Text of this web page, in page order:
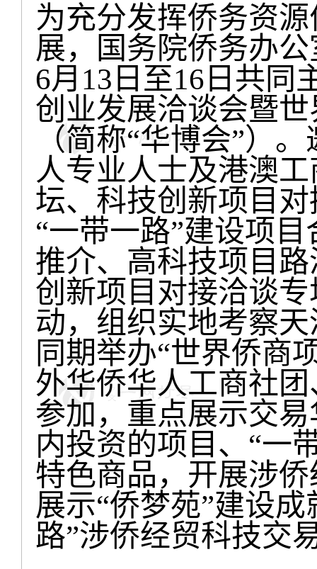
为充分发挥侨务资
展，国务院侨务办
6月 13 日至16 日共同
创业发展洽谈会暨
（简称“华博会”） 。
人专业人士及港澳
坛、 科技创新项目
“一带一路”建设项
推介、高科技项目
创新项目对接洽谈专
动，组织实地考察天
同期举办“世界侨商
外华侨华人工商社
参加，重点展示交
内投资的项目、 “一
特色商品，开展涉
展示“侨梦苑”建设成
路”涉侨经贸科技交